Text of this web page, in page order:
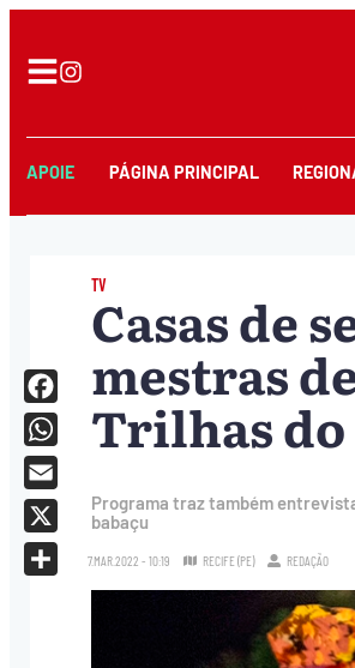
APOIE PÁGINA PRINCIPAL
TV
Casas de
mestras
Trilhas
Programa traz também
babaçu
7.MAR.2022 - 10:19 RECIFE (PE) REDAÇÃO
Facebook
WhatsApp
Email
X